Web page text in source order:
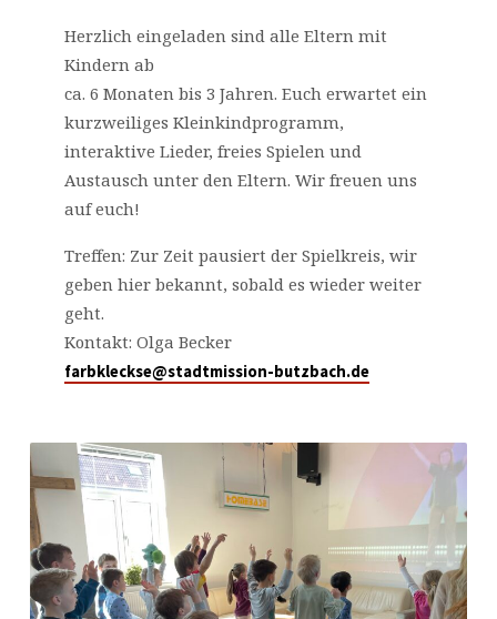
Herzlich eingeladen sind alle Eltern mit
Kindern ab
ca. 6 Monaten bis 3 Jahren. Euch erwartet ein
kurzweiliges Kleinkindprogramm,
interaktive Lieder, freies Spielen und
Austausch unter den Eltern. Wir freuen uns
auf euch!
Treffen: Zur Zeit pausiert der Spielkreis, wir
geben hier bekannt, sobald es wieder weiter
geht.
Kontakt: Olga Becker
farbkleckse@stadtmission-butzbach.de